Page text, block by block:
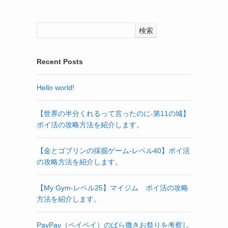
検索
Recent Posts
Hello world!
【世界の半分くれるって言ったのに‐第11の城】
ポイ活の攻略方法を紹介します。
【金とゴブリンの採掘ゲーム-レベル40】ポイ活
の攻略方法を紹介します。
【My Gym-レベル25】マイジム ポイ活の攻略
方法を紹介します。
PayPay（ペイペイ）のばら撒きお祭りを考察し